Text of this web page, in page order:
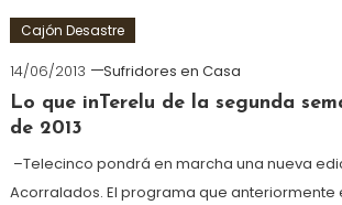
Cajón Desastre
14/06/2013
Sufridores en Casa
Lo que inTerelu de la segunda
de 2013
–Telecinco pondrá en marcha una nueva
Acorralados. El programa que